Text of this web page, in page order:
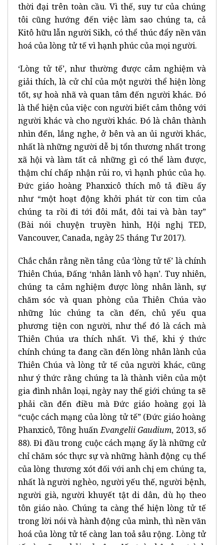
thời đại trên toàn cầu. Vì thế, suy tư của chúng
tôi cũng hướng đến việc làm sao chúng ta, cả
Kitô hữu lẫn người Sikh, có thể thúc đẩy nền văn
hoá của lòng tử tế vì hạnh phúc của mọi người.
‘Lòng tử tế’, như thường được cảm nghiệm và
giải thích, là cử chỉ của một người thể hiện lòng
tốt, sự hoà nhã và quan tâm đến người khác. Đó
là thể hiện của việc con người biết cảm thông với
người khác và cho người khác. Đó là chân thành
nhìn đến, lắng nghe, ở bên và an ủi người khác,
nhất là những người dễ bị tổn thương nhất trong
xã hội và làm tất cả những gì có thể làm được,
thậm chí chấp nhận rủi ro, vì hạnh phúc của họ.
Đức giáo hoàng Phanxicô thích mô tả điều ấy
như “một hoạt động khởi phát từ con tim của
chúng ta rồi đi tới đôi mắt, đôi tai và bàn tay”
(Bài nói chuyện truyền hình, Hội nghị TED,
Vancouver, Canada, ngày 25 tháng Tư 2017).
Chắc chắn rằng nền tảng của ‘lòng tử tế’ là chính
Thiên Chúa, Đấng ‘nhân lành vô hạn’. Tuy nhiên,
chúng ta cảm nghiệm được lòng nhân lành, sự
chăm sóc và quan phòng của Thiên Chúa vào
những lúc chúng ta cần đến, chủ yếu qua
phương tiện con người, như thể đó là cách mà
Thiên Chúa ưa thích nhất. Vì thế, khi ý thức
chính chúng ta đang cần đến lòng nhân lành của
Thiên Chúa và lòng tử tế của người khác, cũng
như ý thức rằng chúng ta là thành viên của một
gia đình nhân loại, ngày nay thế giới chúng ta sẽ
phải cần đến điều mà Đức giáo hoàng gọi là
“cuộc cách mạng của lòng tử tế” (Đức giáo hoàng
Phanxicô, Tông huấnEvangelii Gaudium, 2013, số
88). Đi đầu trong cuộc cách mạng ấy là những cử
chỉ chăm sóc thực sự và những hành động cụ thể
của lòng thương xót đối với anh chị em chúng ta,
nhất là người nghèo, người yếu thế, người bệnh,
người già, người khuyết tật di dân, dù họ theo
tôn giáo nào. Chúng ta càng thể hiện lòng tử tế
trong lời nói và hành động của mình, thì nền văn
hoá của lòng tử tế càng lan toả sâu rộng. Lòng tử